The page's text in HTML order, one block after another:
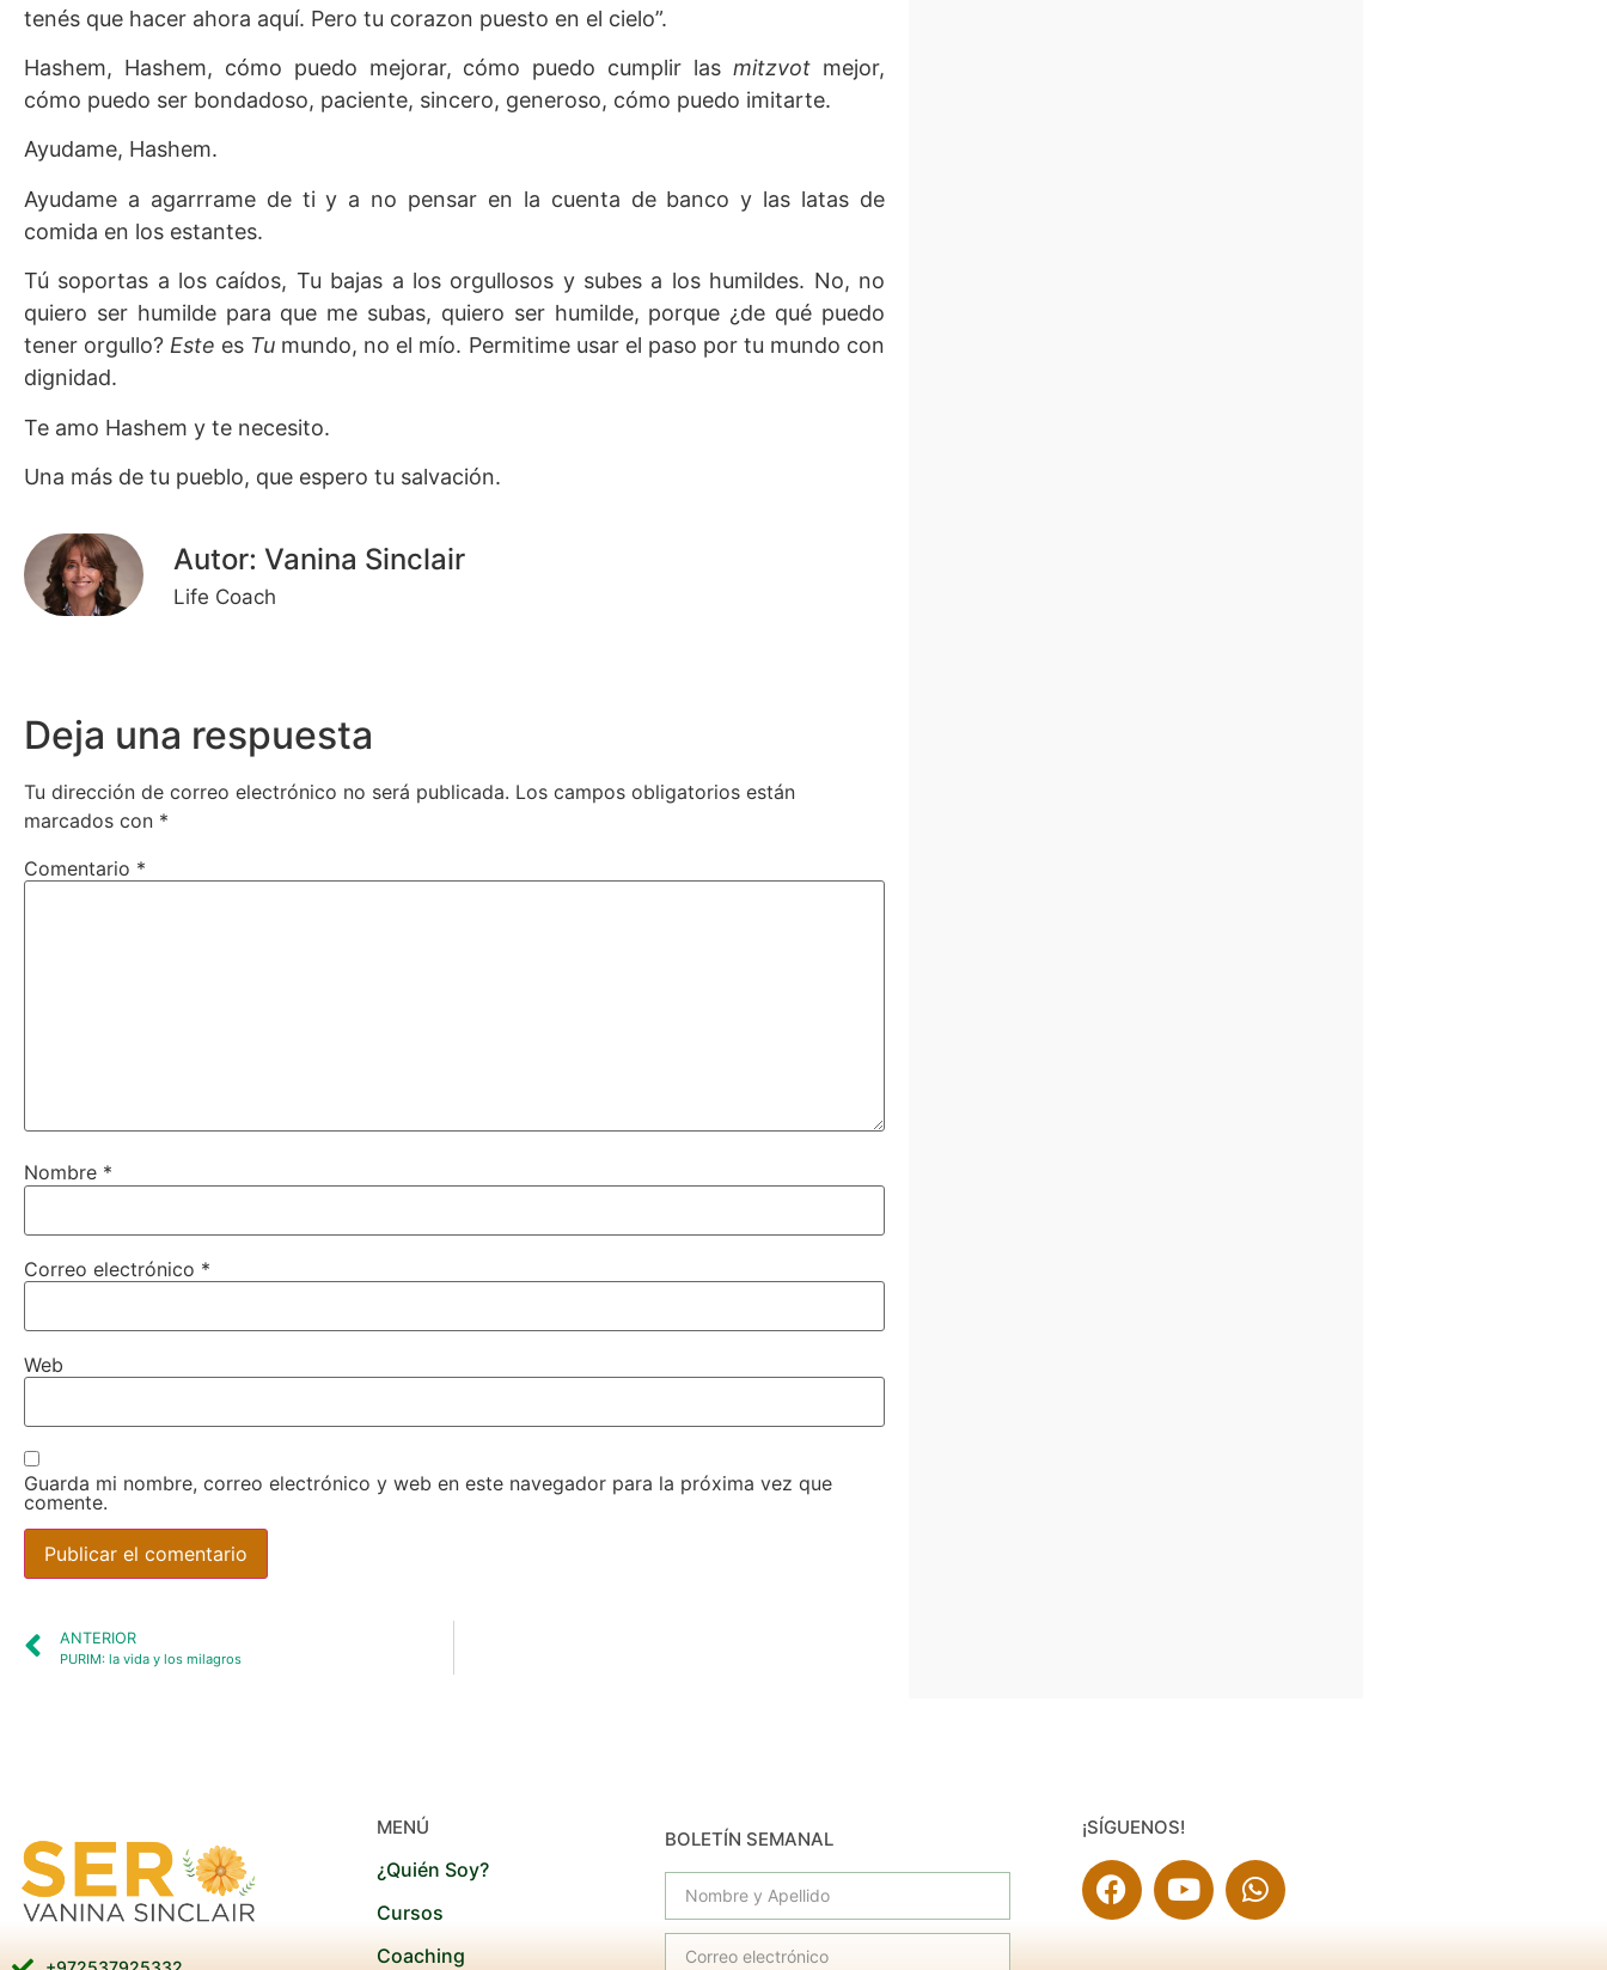
tenés que hacer ahora aquí. Pero tu corazon puesto en el cielo”.
Hashem, Hashem, cómo puedo mejorar, cómo puedo cumplir lasmitzvot mejor,
cómo puedo ser bondadoso, paciente, sincero, generoso, cómo puedo imitarte.
Ayudame, Hashem.
Ayudame a agarrrame de ti y a no pensar en la cuenta de banco y las latas de
comida en los estantes.
Tú soportas a los caídos, Tu bajas a los orgullosos y subes a los humildes. No, no
quiero ser humilde para que me subas, quiero ser humilde, porque ¿de qué puedo
tener orgullo? Este es Tu mundo, no el mío. Permitime usar el paso por tu mundo con
dignidad.
Te amo Hashem y te necesito.
Una más de tu pueblo, que espero tu salvación.
Autor: Vanina Sinclair
Life Coach
Deja una respuesta
Tu dirección de correo electrónico no será publicada. Los campos obligatorios están
marcados con *
Comentario *
Nombre *
Correo electrónico *
Web
Guarda mi nombre, correo electrónico y web en este navegador para la próxima vez que
comente.
ANTERIOR
PURIM: la vida y los milagros
MENÚ
¿Quién Soy?
Cursos
Coaching
BOLETÍN SEMANAL
¡SÍGUENOS!